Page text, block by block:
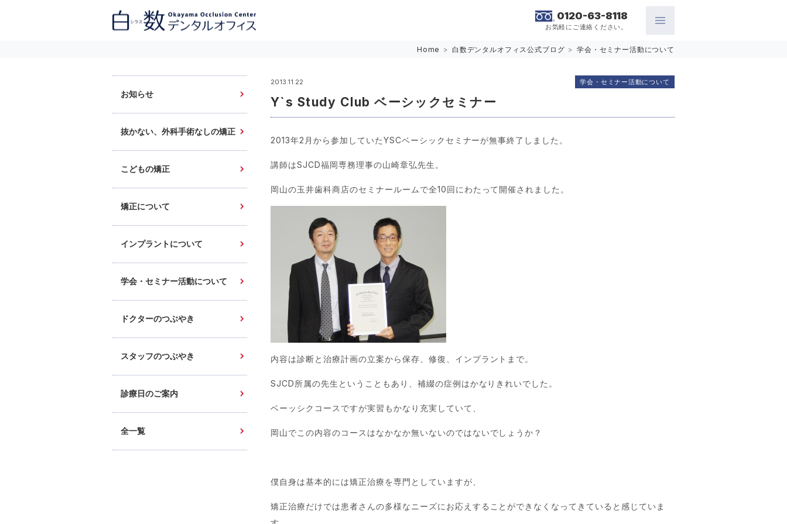
0120-63-8118
お気軽にご連絡ください。
Home > 白数デンタルオフィス公式ブログ > 学会・セミナー活動について
2013.11.22
Y`s Study Club ベーシックセミナー
学会・セミナー活動について
2013年2月から参加していたYSCベーシックセミナーが無事終了しました。
講師はSJCD福岡専務理事の山崎章弘先生。
岡山の玉井歯科商店のセミナールームで全10回にわたって開催されました。
内容は診断と治療計画の立案から保存、修復、インプラントまで。
SJCD所属の先生ということもあり、補綴の症例はかなりきれいでした。
ベーッシクコースですが実習もかなり充実していて、
岡山でこの内容のコースはなかなか無いないのではないでしょうか？
僕自身は基本的には矯正治療を専門としていますが、
矯正治療だけでは患者さんの多様なニーズにお応えすることができなくなってきていると感じていま
お知らせ
抜かない、外科手術なしの矯正
こどもの矯正
矯正について
インプラントについて
学会・セミナー活動について
ドクターのつぶやき
スタッフのつぶやき
診療日のご案内
全一覧